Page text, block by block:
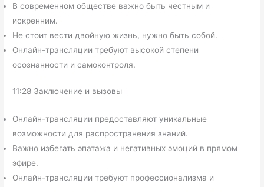
В современном обществе важно быть честным и
искренним.
Не стоит вести двойную жизнь, нужно быть собой.
Онлайн-трансляции требуют высокой степени
осознанности и самоконтроля.
11:28 Заключение и вызовы
Онлайн-трансляции предоставляют уникальные
возможности для распространения знаний.
Важно избегать эпатажа и негативных эмоций в прямом
эфире.
Онлайн-трансляции требуют профессионализма и